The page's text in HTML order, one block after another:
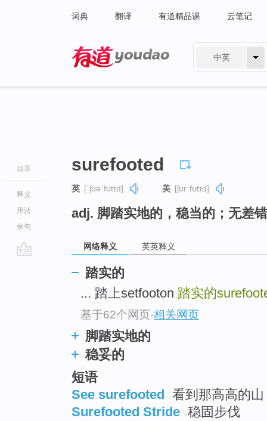
词典 翻译 有道精品课 云笔记
中英
目录
释义
用法
例句
surefooted
英 [ˈʃʊəˈfʊtɪd] 美 [ʃʊrˈfʊtɪd]
adj. 脚踏实地的，稳当的；无差
网络释义 英英释义
踏实的
... 踏上setfooton 踏实的
基于62个网页-相关网页
脚踏实地的
稳妥的
短语
See surefooted
看到那高高的山
Surefooted Stride 稳固步伐